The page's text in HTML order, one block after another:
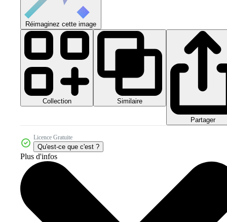
Réimaginez cette image
Collection Similaire
Partager
Licence Gratuite
Qu'est-ce que c'est ?
Plus d'infos